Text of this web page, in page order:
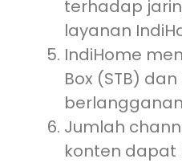
terhadap
layanan
IndiHome
Box (STB)
Jumlah
konten dapat